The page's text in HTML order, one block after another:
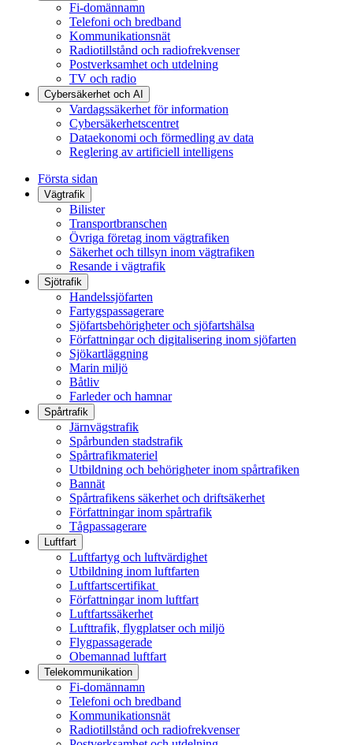
Fi-domännamn
Telefoni och bredband
Kommunikationsnät
Radiotillstånd och radiofrekvenser
Postverksamhet och utdelning
TV och radio
Cybersäkerhet och AI
Vardagssäkerhet för information
Cybersäkerhetscentret
Dataekonomi och förmedling av data
Reglering av artificiell intelligens
Första sidan
Vägtrafik
Bilister
Transportbranschen
Övriga företag inom vägtrafiken
Säkerhet och tillsyn inom vägtrafiken
Resande i vägtrafik
Sjötrafik
Handelssjöfarten
Fartygspassagerare
Sjöfartsbehörigheter och sjöfartshälsa
Författningar och digitalisering inom sjöfarten
Sjökartläggning
Marin miljö
Båtliv
Farleder och hamnar
Spårtrafik
Järnvägstrafik
Spårbunden stadstrafik
Spårtrafikmateriel
Utbildning och behörigheter inom spårtrafiken
Bannät
Spårtrafikens säkerhet och driftsäkerhet
Författningar inom spårtrafik
Tågpassagerare
Luftfart
Luftfartyg och luftvärdighet
Utbildning inom luftfarten
Luftfartscertifikat
Författningar inom luftfart
Luftfartssäkerhet
Lufttrafik, flygplatser och miljö
Flygpassagerade
Obemannad luftfart
Telekommunikation
Fi-domännamn
Telefoni och bredband
Kommunikationsnät
Radiotillstånd och radiofrekvenser